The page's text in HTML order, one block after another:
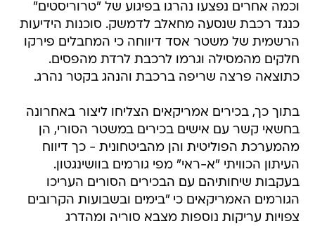
וכמה אחרים נפצעו נהרגו בפיגוע של "טרוריסטים"
כנגד רכבת שנסעה מחאלב לדמשק. סוכנות הידיעות
הרשמית של משטר אסד דיווחה כי המחבלים פירקו
חלקים מהמסילה וגרמו לרכבת לרדת מהפסים.
כתוצאה פרצה שריפה ברכבת והנהג בקטר נהרג.
בתוך כך, בכירים אמריקאים הצליחו ליצור באחרונה
בחשאי קשר עם אישים בכירים במשטר הסורי, הן
מהמערכת הפוליטית והן מהביטחונית - כך דיווח
העיתון הכוויתי "א-ראי" מפי גורמים בוושינגטון.
בעקבות שיחותיהם עם הבכירים הסורים העריכו
הגורמים האמריקאים כי "בימים ובשבועות הקרובים
צפויות עריקות נוספות מצבא סוריה ומהדרג